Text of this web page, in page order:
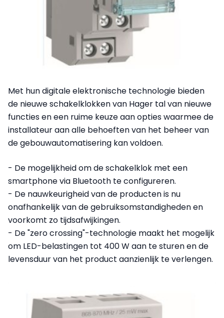
Met hun digitale elektronische technologie bieden
de nieuwe schakelklokken van Hager tal van nieuwe
functies en een ruime keuze aan opties waarmee de
installateur aan alle behoeften van het beheer van
de gebouwautomatisering kan voldoen.
- De mogelijkheid om de schakelklok met een
smartphone via Bluetooth te configureren.
- De nauwkeurigheid van de producten is nu
onafhankelijk van de gebruiksomstandigheden en
voorkomt zo tijdsafwijkingen.
- De "zero crossing"-technologie maakt het mogelijk
om LED-belastingen tot 400 W aan te sturen en de
levensduur van het product aanzienlijk te verlengen.